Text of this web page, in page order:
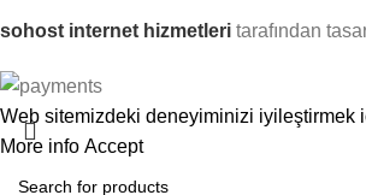
sohost internet hizmetleri tarafından
Web sitemizdeki deneyiminizi iyileştirmek
More info Accept